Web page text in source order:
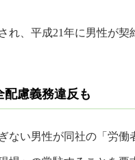
、平成21年に男性が
慮義務違反も
い男性が同社の「労働